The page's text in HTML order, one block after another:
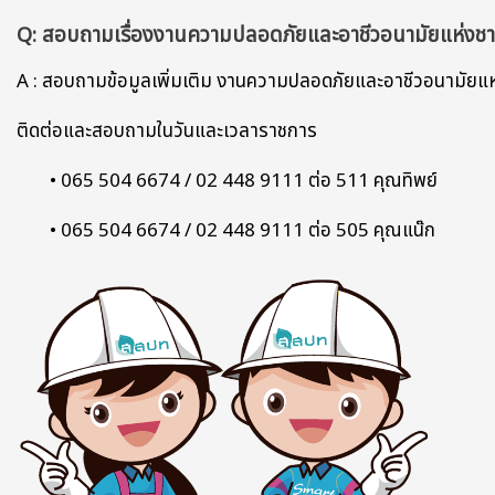
Q: สอบถามเรื่องงานความปลอดภัยและอาชีวอนามัยแห่ง
A : สอบถามข้อมูลเพิ่มเติม งานความปลอดภัยและอาชีวอนามัย
ติดต่อและสอบถามในวันและเวลาราชการ
• 065 504 6674 / 02 448 9111 ต่อ 511 คุณทิพย์
• 065 504 6674 / 02 448 9111 ต่อ 505 คุณแน๊ก